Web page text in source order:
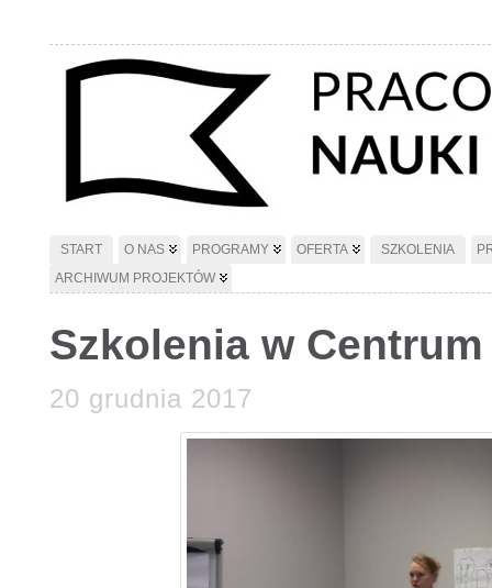
START O NAS PROGRAMY OFERTA SZKOLENIA
ARCHIWUM PROJEKTÓW
Szkolenia w
20 grudnia 2017